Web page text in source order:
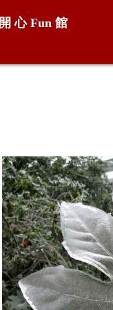
開 心 Fun 館